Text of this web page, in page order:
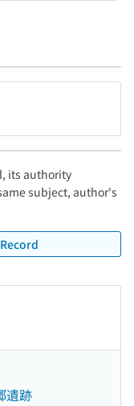
its authority
subject, author's
遺跡